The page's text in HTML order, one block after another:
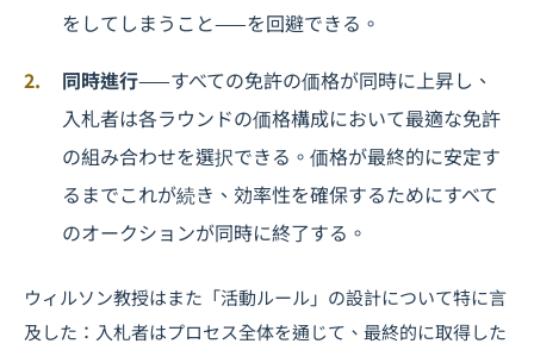
をしてしまうこと——を回避できる。
同時進行——すべての免許の価格が同時に上昇し、
入札者は各ラウンドの価格構成において最適な免許
の組み合わせを選択できる。価格が最終的に安定す
るまでこれが続き、効率性を確保するためにすべて
のオークションが同時に終了する。
ウィルソン教授はまた「活動ルール」の設計について特に言
及した：入札者はプロセス全体を通じて、最終的に取得した